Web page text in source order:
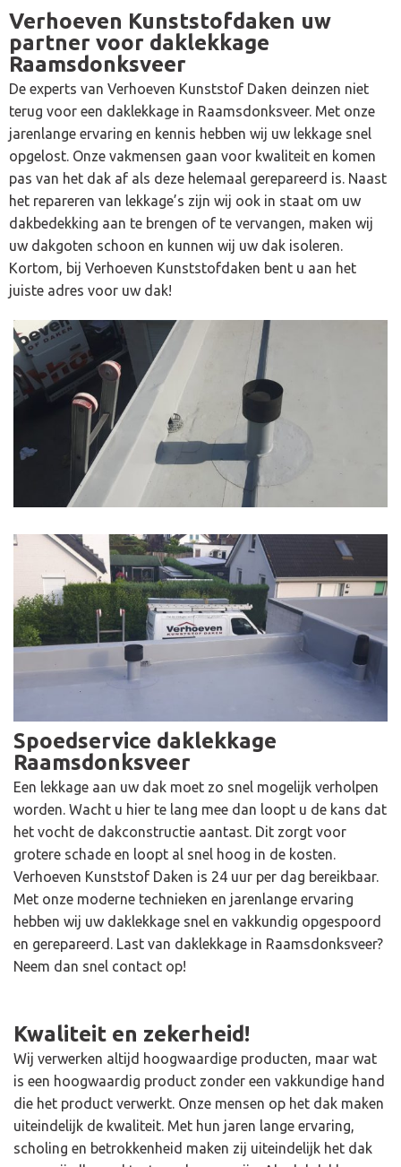
Verhoeven Kunststofdaken uw
partner voor daklekkage
Raamsdonksveer
De experts van Verhoeven Kunststof Daken deinzen niet
terug voor een daklekkage in Raamsdonksveer. Met onze
jarenlange ervaring en kennis hebben wij uw lekkage snel
opgelost. Onze vakmensen gaan voor kwaliteit en komen
pas van het dak af als deze helemaal gerepareerd is. Naast
het repareren van lekkage’s zijn wij ook in staat om uw
dakbedekking aan te brengen of te vervangen, maken wij
uw dakgoten schoon en kunnen wij uw dak isoleren.
Kortom, bij Verhoeven Kunststofdaken bent u aan het
juiste adres voor uw dak!
Spoedservice daklekkage
Raamsdonksveer
Een lekkage aan uw dak moet zo snel mogelijk verholpen
worden. Wacht u hier te lang mee dan loopt u de kans dat
het vocht de dakconstructie aantast. Dit zorgt voor
grotere schade en loopt al snel hoog in de kosten.
Verhoeven Kunststof Daken is 24 uur per dag bereikbaar.
Met onze moderne technieken en jarenlange ervaring
hebben wij uw daklekkage snel en vakkundig opgespoord
en gerepareerd. Last van daklekkage in Raamsdonksveer?
Neem dan snel contact op!
Kwaliteit en zekerheid!
Wij verwerken altijd hoogwaardige producten, maar wat
is een hoogwaardig product zonder een vakkundige hand
die het product verwerkt. Onze mensen op het dak maken
uiteindelijk de kwaliteit. Met hun jaren lange ervaring,
scholing en betrokkenheid maken zij uiteindelijk het dak